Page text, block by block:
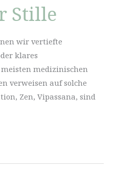
Stille
wir vertiefte
klares
meisten medizinischen
verweisen auf solche
Zen, Vipassana, sind